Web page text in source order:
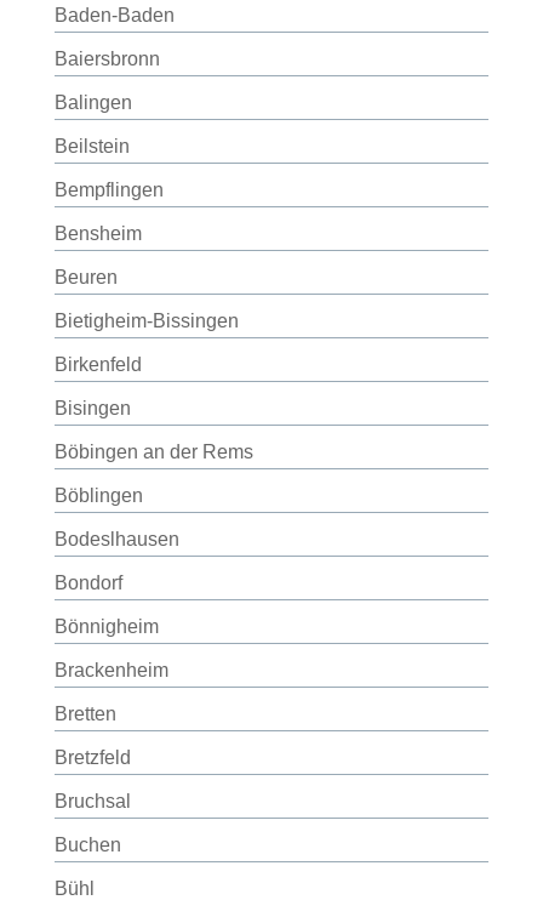
Baden-Baden
Baiersbronn
Balingen
Beilstein
Bempflingen
Bensheim
Beuren
Bietigheim-Bissingen
Birkenfeld
Bisingen
Böbingen an der Rems
Böblingen
Bodeslhausen
Bondorf
Bönnigheim
Brackenheim
Bretten
Bretzfeld
Bruchsal
Buchen
Bühl